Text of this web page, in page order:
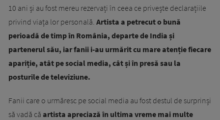
10 ani și au fost mereu rezervați în ceea ce privește declarațiile
privind viața lor personală. Artista a petrecut o bună
perioadă de timp în România, departe de India și
partenerul său, iar fanii i-au urmărit cu mare atenție fiecare
apariție, atât pe social media, cât și în presă sau la
posturile de televiziune.
Fanii care o urmăresc pe social media au fost destul de surprinși
să vadă că artista apreciază în ultima vreme mai multe